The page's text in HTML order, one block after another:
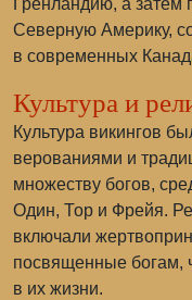
Гренландию, а затем
Северную Америку,
в современных
Культура и
Культура викингов
верованиями и
множеству богов,
Один, Тор и Фрейя.
включали
посвященные богам,
в их жизни.